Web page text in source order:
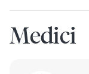
Medici